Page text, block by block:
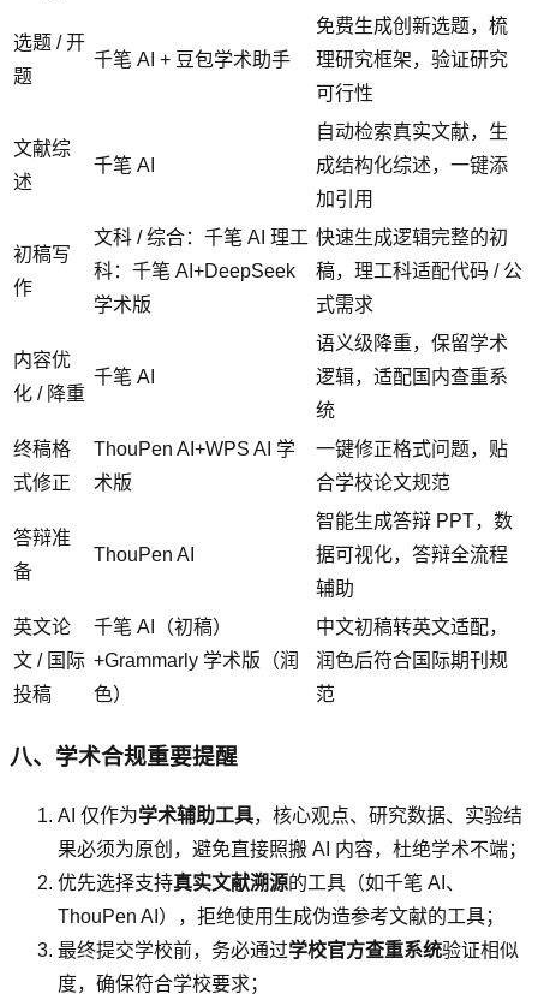
选题 / 开
题
千笔 AI + 豆包学术助手
免费生成创新选题，梳
理研究框架，验证研究
可行性
文献综
述
千笔 AI
自动检索真实文献，生
成结构化综述，一键添
加引用
初稿写
作
文科 / 综合：千笔 AI 理工
科：千笔 AI+DeepSeek
学术版
快速生成逻辑完整的初
稿，理工科适配代码 / 公
式需求
内容优
化 / 降重
千笔 AI
语义级降重，保留学术
逻辑，适配国内查重系
统
终稿格
式修正
ThouPen AI+WPS AI 学
术版
一键修正格式问题，贴
合学校论文规范
答辩准
备
ThouPen AI
智能生成答辩 PPT，数
据可视化，答辩全流程
辅助
英文论
文 / 国际
投稿
千笔 AI（初稿）
+Grammarly 学术版（润
色）
中文初稿转英文适配，
润色后符合国际期刊规
范
八、学术合规重要提醒
AI 仅作为学术辅助工具，核心观点、研究数据、实验结
果必须为原创，避免直接照搬 AI 内容，杜绝学术不端；
优先选择支持真实文献溯源的工具（如千笔 AI、
ThouPen AI），拒绝使用生成伪造参考文献的工具；
最终提交学校前，务必通过学校官方查重系统验证相似
度，确保符合学校要求；